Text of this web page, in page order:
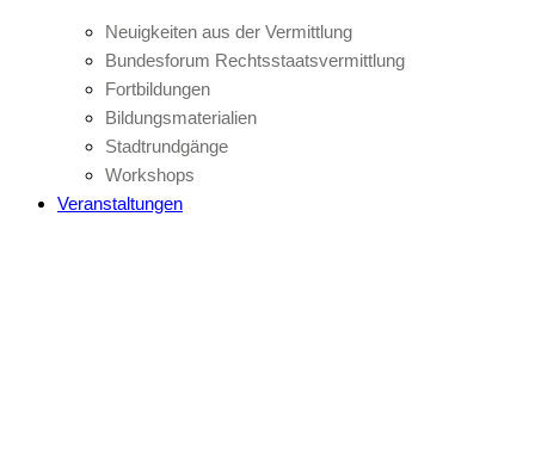
Neuigkeiten aus der Vermittlung
Bundesforum Rechtsstaatsvermittlung
Fortbildungen
Bildungsmaterialien
Stadtrundgänge
Workshops
Veranstaltungen